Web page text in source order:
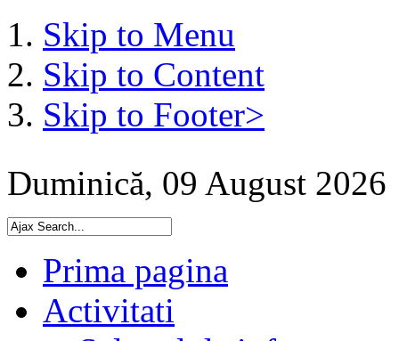
Skip to Menu
Skip to Content
Skip to Footer>
Duminică, 09 August 2026
Prima pagina
Activitati